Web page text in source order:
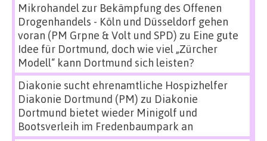
Mikrohandel zur Bekämpfung des Offenen
Drogenhandels - Köln und Düsseldorf gehen
voran (PM Grpne & Volt und SPD) zu Eine gute
Idee für Dortmund, doch wie viel „Zürcher
Modell“ kann Dortmund sich leisten?
Diakonie sucht ehrenamtliche Hospizhelfer
Diakonie Dortmund (PM) zu Diakonie
Dortmund bietet wieder Minigolf und
Bootsverleih im Fredenbaumpark an